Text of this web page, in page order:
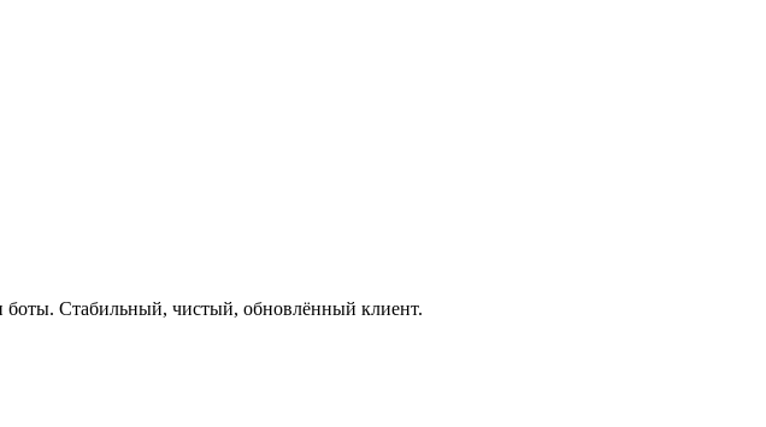
Стабильный, чистый, обновлённый клиент.